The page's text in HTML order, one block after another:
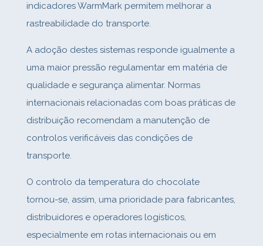
indicadores WarmMark permitem melhorar a
rastreabilidade do transporte.
A adoção destes sistemas responde igualmente a
uma maior pressão regulamentar em matéria de
qualidade e segurança alimentar. Normas
internacionais relacionadas com boas práticas de
distribuição recomendam a manutenção de
controlos verificáveis das condições de
transporte.
O controlo da temperatura do chocolate
tornou‑se, assim, uma prioridade para fabricantes,
distribuidores e operadores logísticos,
especialmente em rotas internacionais ou em